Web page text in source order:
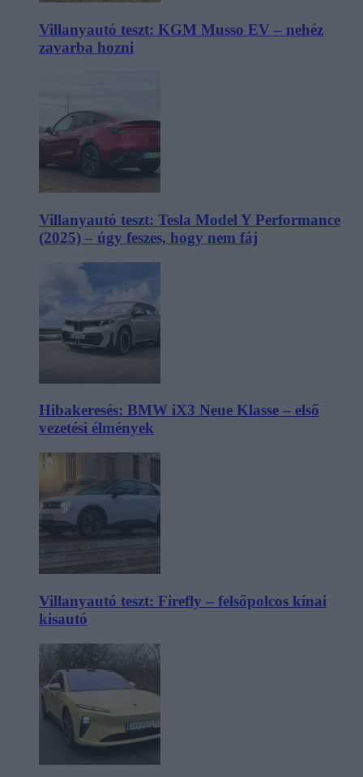
Villanyautó teszt: KGM Musso EV – nehéz
zavarba hozni
Villanyautó teszt: Tesla Model Y Performance
(2025) – úgy feszes, hogy nem fáj
Hibakeresés: BMW iX3 Neue Klasse – első
vezetési élmények
Villanyautó teszt: Firefly – felsőpolcos kínai
kisautó